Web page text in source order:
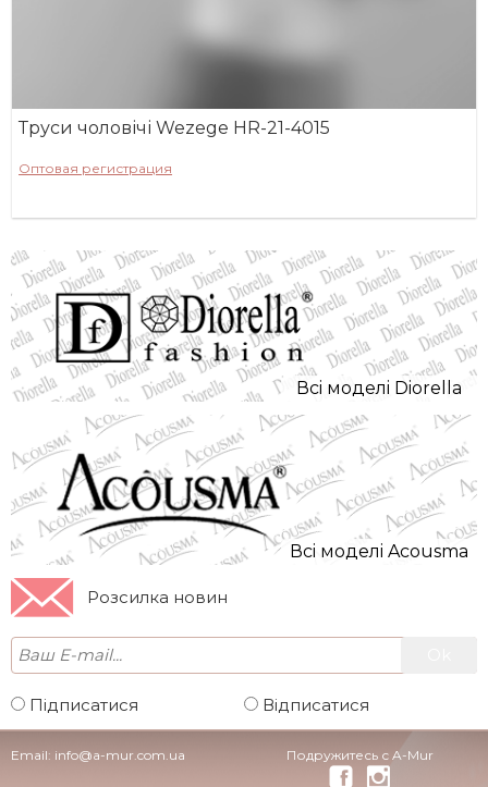
Труси чоловічі Wezege HR-21-4015
Оптовая регистрация
Всi моделi Diorella
Всi моделi Acousma
Розсилка новин
Підписатися Відписатися
Email: info@a-mur.com.ua Подружитесь с A-Mur